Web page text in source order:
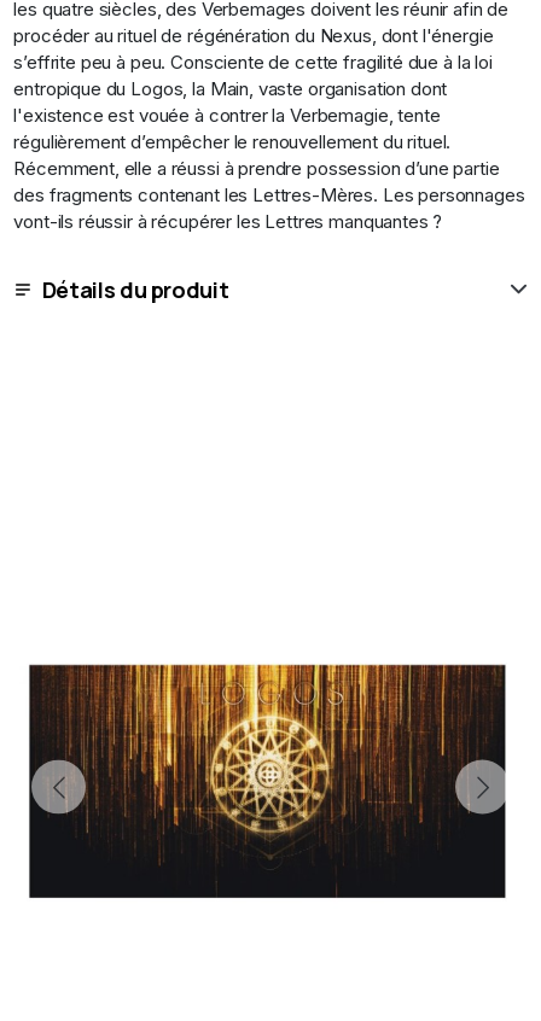
les quatre siècles, des Verbemages doivent les réunir afin de
procéder au rituel de régénération du Nexus, dont l'énergie
s’effrite peu à peu. Consciente de cette fragilité due à la loi
entropique du Logos, la Main, vaste organisation dont
l'existence est vouée à contrer la Verbemagie, tente
régulièrement d’empêcher le renouvellement du rituel.
Récemment, elle a réussi à prendre possession d’une partie
des fragments contenant les Lettres-Mères. Les personnages
vont-ils réussir à récupérer les Lettres manquantes ?
Détails du produit
Previous Next